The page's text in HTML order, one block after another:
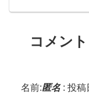
コメント
名前:匿名: 投稿